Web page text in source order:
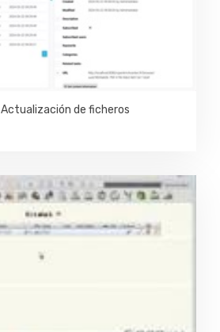
Actualización de ficheros